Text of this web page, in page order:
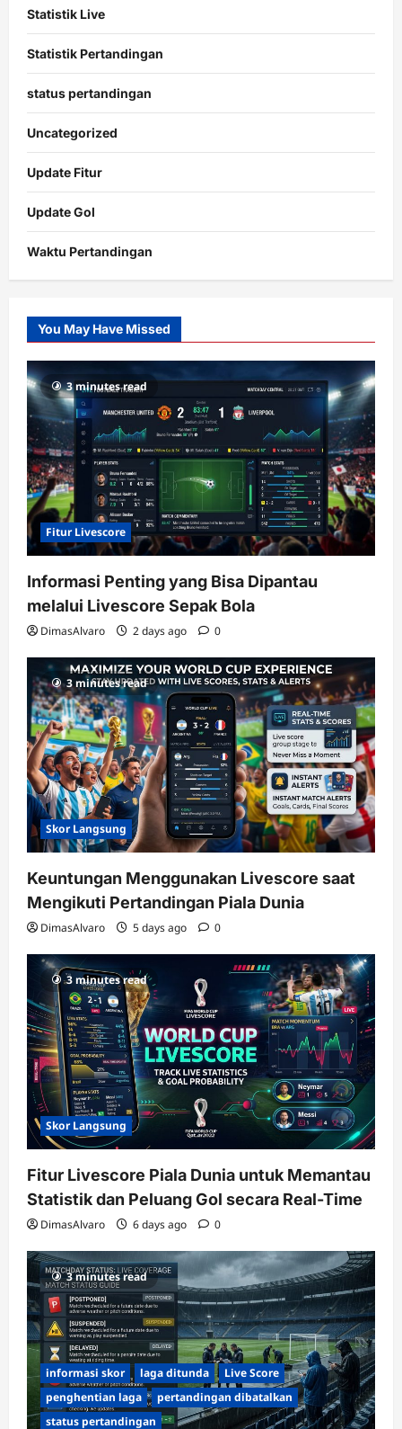
Statistik Live
Statistik Pertandingan
status pertandingan
Uncategorized
Update Fitur
Update Gol
Waktu Pertandingan
Slot
Gacor
RTP
terupdate
You May Have Missed
3 minutes read
Fitur Livescore
Informasi Penting yang Bisa Dipantau
melalui Livescore Sepak Bola
DimasAlvaro 2 days ago 0
3 minutes read
Skor Langsung
Keuntungan Menggunakan Livescore saat
Mengikuti Pertandingan Piala Dunia
DimasAlvaro 5 days ago 0
3 minutes read
Skor Langsung
Fitur Livescore Piala Dunia untuk Memantau
Statistik dan Peluang Gol secara Real-Time
DimasAlvaro 6 days ago 0
3 minutes read
informasi skor laga ditunda
Live Score
penghentian laga
pertandingan dibatalkan
status pertandingan